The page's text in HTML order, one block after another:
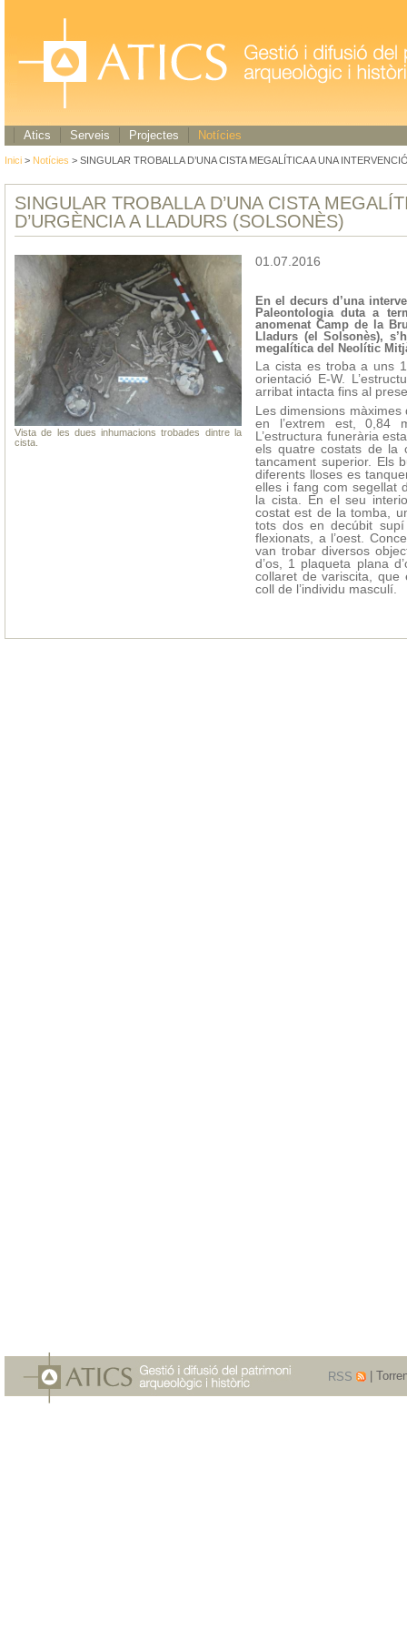
Atics Serveis Projectes Notícies
Inici > Notícies > SINGULAR TROBALLA D’UNA CISTA MEGALÍTICA A UNA
SINGULAR TROBALLA D’UNA CISTA
D’URGÈNCIA A LLADURS (SOLSONÈS)
Vista de les dues inhumacions trobades dintre la
cista.
01.07.2016
En el decurs d’una
Paleontologia duta a
anomenat Camp de la
Lladurs (el Solsonès),
megalítica del Neolític
La cista es troba a uns
orientació E-W.
arribat intacta fins al
Les dimensions màximes
en l’extrem est, 0,84
L’estructura funerària
els quatre costats de la
tancament superior. Els
diferents lloses es
elles i fang com segellat
la cista. En el seu
costat est de la tomba,
tots dos en decúbit
flexionats, a l’oest.
van trobar diversos
d’os, 1 plaqueta plana
collaret de variscita, que
coll de l’individu masculí.
RSS |